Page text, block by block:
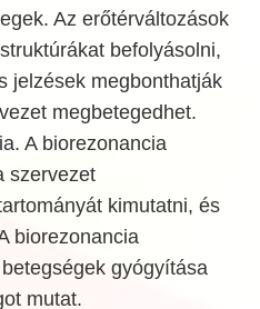
Az erőtérváltozások
befolyásolni,
jelzések megbonthatják
megbetegedhet.
A biorezonancia
szervezet
kimutatni, és
biorezonancia
gyógyítása
mutat.